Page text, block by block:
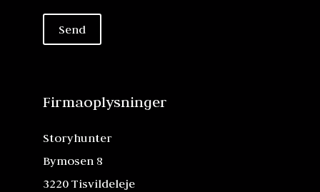
Firmaoplysninger
Storyhunter
Bymosen 8
3220 Tisvildeleje